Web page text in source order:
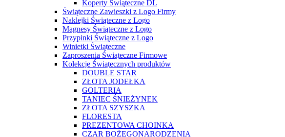
Koperty Świąteczne DL
Świąteczne Zawieszki z Logo Firmy
Naklejki Świąteczne z Logo
Magnesy Świąteczne z Logo
Przypinki Świąteczne z Logo
Winietki Świąteczne
Zaproszenia Świąteczne Firmowe
Kolekcje Świątecznych produktów
DOUBLE STAR
ZŁOTA JODEŁKA
GOLTERIA
TANIEC ŚNIEŻYNEK
ZŁOTA SZYSZKA
FLORESTA
PREZENTOWA CHOINKA
CZAR BOŻEGONARODZENIA